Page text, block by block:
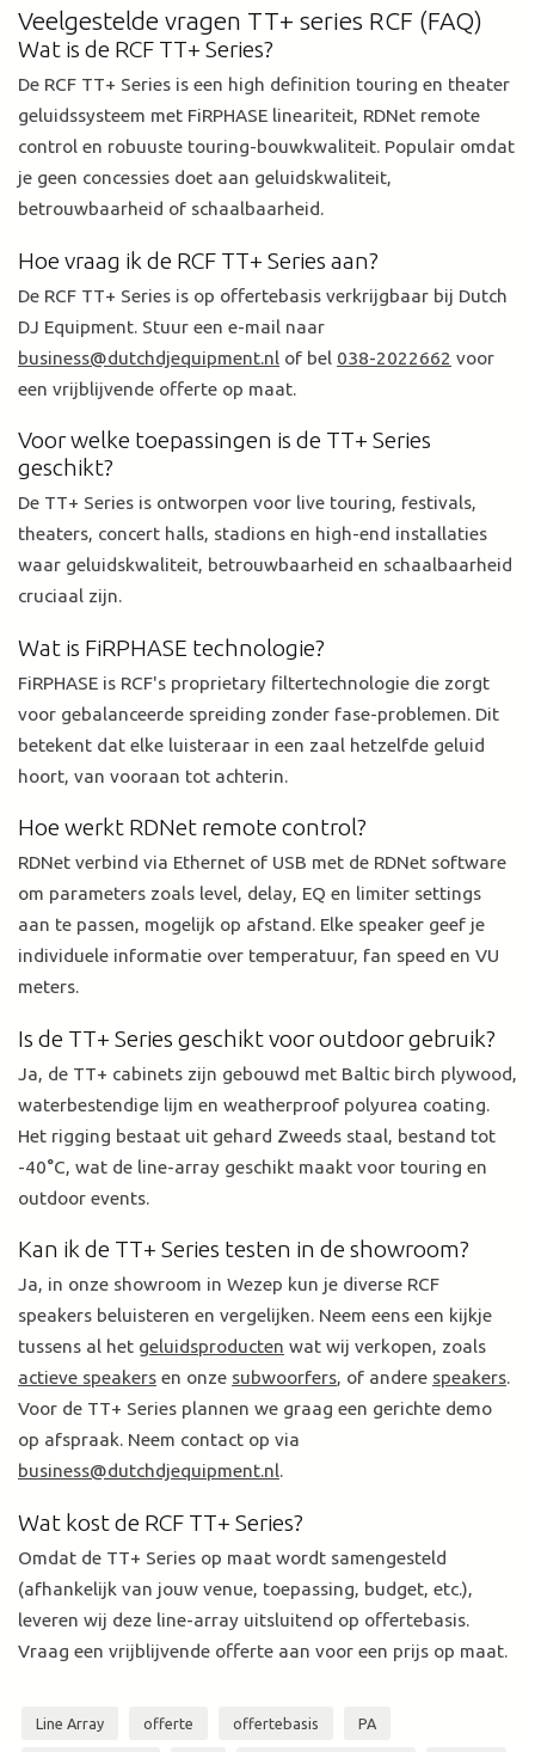
Veelgestelde vragen TT+ series RCF (FAQ)
Wat is de RCF TT+ Series?
De RCF TT+ Series is een high definition touring en theater
geluidssysteem met FiRPHASE lineariteit, RDNet remote
control en robuuste touring-bouwkwaliteit. Populair omdat
je geen concessies doet aan geluidskwaliteit,
betrouwbaarheid of schaalbaarheid.
Hoe vraag ik de RCF TT+ Series aan?
De RCF TT+ Series is op offertebasis verkrijgbaar bij Dutch
DJ Equipment. Stuur een e-mail naar
business@dutchdjequipment.nl of bel 038-2022662 voor
een vrijblijvende offerte op maat.
Voor welke toepassingen is de TT+ Series
geschikt?
De TT+ Series is ontworpen voor live touring, festivals,
theaters, concert halls, stadions en high-end installaties
waar geluidskwaliteit, betrouwbaarheid en schaalbaarheid
cruciaal zijn.
Wat is FiRPHASE technologie?
FiRPHASE is RCF's proprietary filtertechnologie die zorgt
voor gebalanceerde spreiding zonder fase-problemen. Dit
betekent dat elke luisteraar in een zaal hetzelfde geluid
hoort, van vooraan tot achterin.
Hoe werkt RDNet remote control?
RDNet verbind via Ethernet of USB met de RDNet software
om parameters zoals level, delay, EQ en limiter settings
aan te passen, mogelijk op afstand. Elke speaker geef je
individuele informatie over temperatuur, fan speed en VU
meters.
Is de TT+ Series geschikt voor outdoor gebruik?
Ja, de TT+ cabinets zijn gebouwd met Baltic birch plywood,
waterbestendige lijm en weatherproof polyurea coating.
Het rigging bestaat uit gehard Zweeds staal, bestand tot
-40°C, wat de line-array geschikt maakt voor touring en
outdoor events.
Kan ik de TT+ Series testen in de showroom?
Ja, in onze showroom in Wezep kun je diverse RCF
speakers beluisteren en vergelijken. Neem eens een kijkje
tussens al het geluidsproducten wat wij verkopen, zoals
actieve speakers en onze subwoorfers, of andere speakers.
Voor de TT+ Series plannen we graag een gerichte demo
op afspraak. Neem contact op via
business@dutchdjequipment.nl.
Wat kost de RCF TT+ Series?
Omdat de TT+ Series op maat wordt samengesteld
(afhankelijk van jouw venue, toepassing, budget, etc.),
leveren wij deze line-array uitsluitend op offertebasis.
Vraag een vrijblijvende offerte aan voor een prijs op maat.
Line Array offerte offertebasis PA